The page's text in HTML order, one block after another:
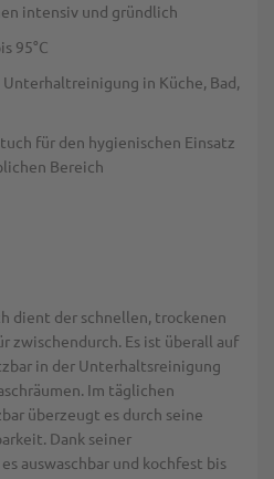
intensiv und gründlich
95°C
in Küche, Bad,
für den hygienischen Einsatz
Bereich
dient der schnellen, trockenen
zwischendurch. Es ist überall auf
in der Unterhaltsreinigung
Im täglichen
überzeugt es durch seine
Dank seiner
auswaschbar und kochfest bis